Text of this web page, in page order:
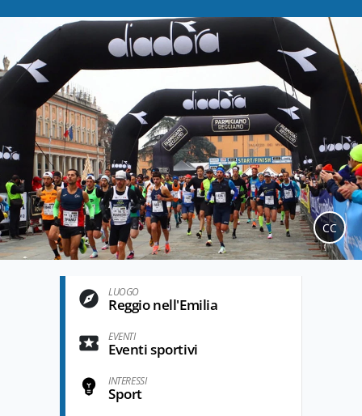
CC
LUOGO
Reggio nell'Emilia
EVENTI
Eventi sportivi
INTERESSI
Sport